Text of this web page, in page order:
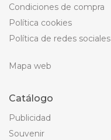
Condiciones de compra
Política cookies
Política de redes sociales
Mapa web
Catálogo
Publicidad
Souvenir